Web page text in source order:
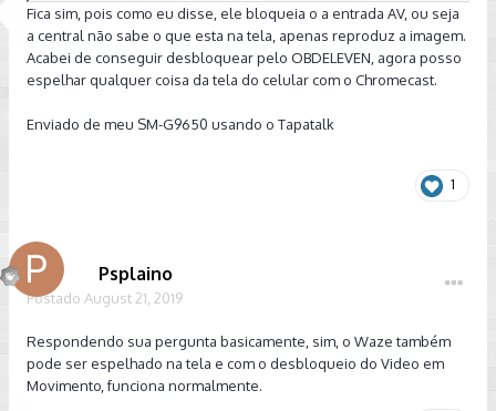
Fica sim, pois como eu disse, ele bloqueia o a entrada AV, ou seja
a central não sabe o que esta na tela, apenas reproduz a imagem.
Acabei de conseguir desbloquear pelo OBDELEVEN, agora posso
espelhar qualquer coisa da tela do celular com o Chromecast.
Enviado de meu SM-G9650 usando o Tapatalk
1
Psplaino
Postado August 21, 2019
Respondendo sua pergunta basicamente, sim, o Waze também
pode ser espelhado na tela e com o desbloqueio do Video em
Movimento, funciona normalmente.